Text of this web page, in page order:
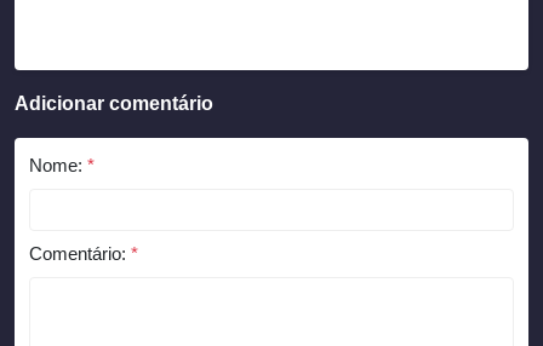
Adicionar comentário
Nome: *
Comentário: *